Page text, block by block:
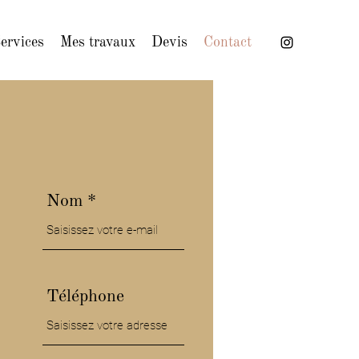
Mes travaux Devis Contact
Nom
Téléphone